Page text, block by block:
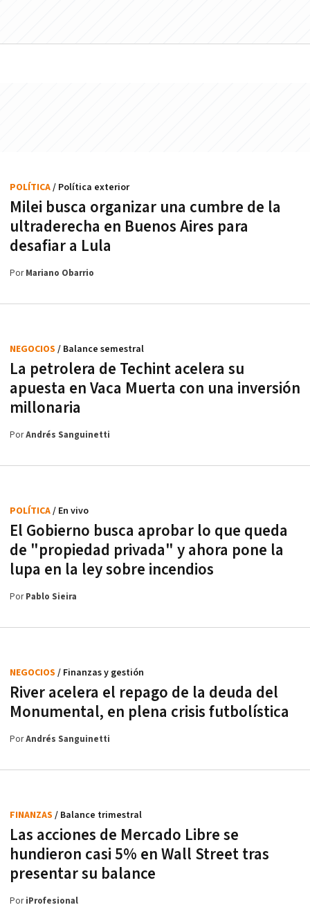
Milei busca organizar una cumbre de la
ultraderecha en Buenos Aires para
desafiar a Lula
POLÍTICA/ Política exterior
PorMariano Obarrio
La petrolera de Techint acelera su
apuesta en Vaca Muerta con una inversión
millonaria
NEGOCIOS / Balance semestral
PorAndrés Sanguinetti
El Gobierno busca aprobar lo que queda
de "propiedad privada" y ahora pone la
lupa en la ley sobre incendios
POLÍTICA/ En vivo
PorPablo Sieira
River acelera el repago de la deuda del
Monumental, en plena crisis futbolística
NEGOCIOS / Finanzas y gestión
PorAndrés Sanguinetti
Las acciones de Mercado Libre se
hundieron casi 5% en Wall Street tras
presentar su balance
FINANZAS / Balance trimestral
PoriProfesional